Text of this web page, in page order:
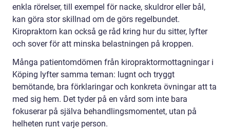
enkla rörelser, till exempel för nacke, skuldror eller bål,
kan göra stor skillnad om de görs regelbundet.
Kiropraktorn kan också ge råd kring hur du sitter, lyfter
och sover för att minska belastningen på kroppen.
Många patientomdömen från kiropraktormottagningar i
Köping lyfter samma teman: lugnt och tryggt
bemötande, bra förklaringar och konkreta övningar att ta
med sig hem. Det tyder på en vård som inte bara
fokuserar på själva behandlingsmomentet, utan på
helheten runt varje person.